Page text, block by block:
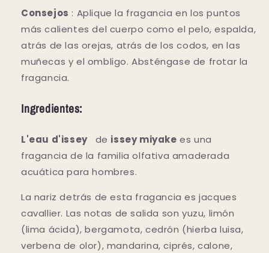
Consejos : Aplique la fragancia en los puntos
más calientes del cuerpo como el pelo, espalda,
atrás de las orejas, atrás de los codos, en las
muñecas y el ombligo. Absténgase de frotar la
fragancia.
Ingredientes:
L'eau d'issey de issey miyake es una
fragancia de la familia olfativa amaderada
acuática para hombres.
La nariz detrás de esta fragancia es jacques
cavallier. Las notas de salida son yuzu, limón
(lima ácida), bergamota, cedrón (hierba luisa,
verbena de olor), mandarina, ciprés, calone,